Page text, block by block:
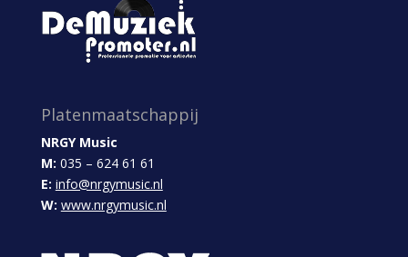
Platenmaatschappij
NRGY Music
M: 035 – 624 61 61
E: info@nrgymusic.nl
W: www.nrgymusic.nl